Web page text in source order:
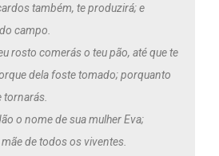
também, te produzirá; e
campo.
rosto comerás o teu pão, até que te
dela foste tomado; porquanto
tornarás.
o nome de sua mulher Eva;
de todos os viventes.